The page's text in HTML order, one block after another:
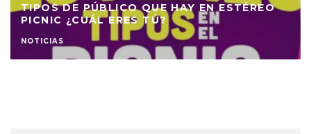
TIPOS DE PÚBLICO QUE HAY EN ESTÉREO
PICNIC ¿CUÁL ERES TÚ?
NOTICIAS